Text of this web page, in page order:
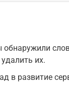
их.
в развитие